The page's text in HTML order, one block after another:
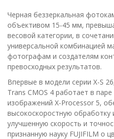
Черная беззеркальная
объективом 15-45 мм,
весовой категории, в
универсальной комбинацией
фотографам и создателям
превосходных результатов.
Впервые в модели серии X-S
Trans CMOS 4 работает в
изображений X-Processor 5,
высокоскоростную обработку
улучшенную скорость и
признанную науку FUJIFILM о